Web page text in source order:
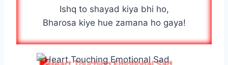
Ishq to shayad kiya bhi ho,
Bharosa kiye hue zamana ho gaya!